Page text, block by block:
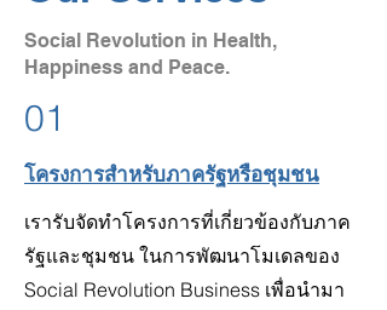
Social Revolution in Health,
Happiness and Peace.
01
โครงการสำหรับภาครัฐหรือชุมชน
เรารับจัดทำโครงการที่เกี่ยวข้องกับภาค
รัฐและชุมชน ในการพัฒนาโมเดลของ
Social Revolution Business เพื่อนำมา